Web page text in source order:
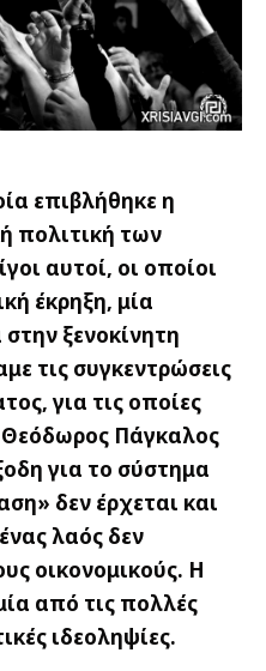
επιβλήθηκε η
πολιτική των
αυτοί, οι οποίοι
έκρηξη, μία
ξενοκίνητη
τις συγκεντρώσεις
για τις οποίες
Θεόδωρος Πάγκαλος
για το σύστημα
δεν έρχεται και
λαός δεν
οικονομικούς. Η
από τις πολλές
ιδεοληψίες.